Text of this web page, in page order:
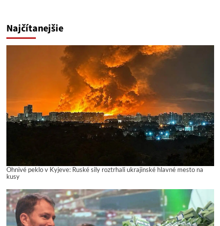
Najčítanejšie
Ohnivé peklo v Kyjeve: Ruské sily roztrhali ukrajinské hlavné mesto na
kusy